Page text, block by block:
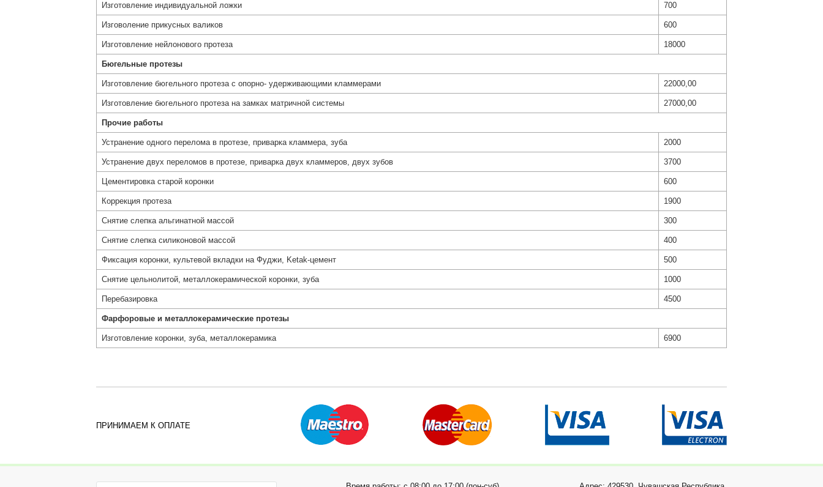
Изготовление индивидуальной ложки 700
Изговоление прикусных валиков 600
Изготовление нейлонового протеза 18000
Бюгельные протезы
Изготовление бюгельного протеза с опорно- удерживающими кламмерами 22000,00
Изготовление бюгельного протеза на замках матричной системы 27000,00
Прочие работы
Устранение одного перелома в протезе, приварка кламмера, зуба 2000
Устранение двух переломов в протезе, приварка двух кламмеров, двух зубов 3700
Цементировка старой коронки 600
Коррекция протеза 1900
Снятие слепка альгинатной массой 300
Снятие слепка силиконовой массой 400
Фиксация коронки, культевой вкладки на Фуджи, Ketak-цемент 500
Снятие цельнолитой, металлокерамической коронки, зуба 1000
Перебазировка 4500
Фарфоровые и металлокерамические протезы
Изготовление коронки, зуба, металлокерамика 6900
ПРИНИМАЕМ К ОПЛАТЕ